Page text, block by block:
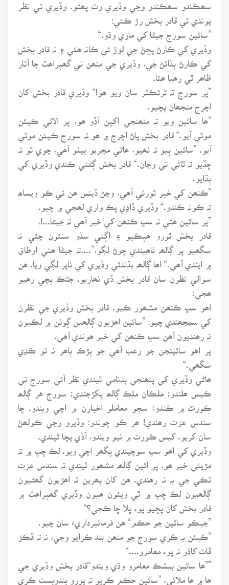
سھڪندو سھڪندو وڃي وڏيري وٽ پھتو. وڏيري تي نظر
پوندي ئي قادر بخش رڙ ڪئي:
”سائين سورج جيڻا کي ماري وڌو.“
وڏيري کي ڪارڻ پڇڻ جي لوڙ ئي ڪانہ ھئي ۽ نہ قادر بخش
کي ڪارڻ ٻڌائڻ جي، وڏيري جي منھن تي گھٻراھٽ جا آثار
ظاھر ٿي رھيا ھئا.
”پر سورج تہ ٽرئڪٽر سان ويو ھو!“ وڏيري قادر بخش کان
اچرج منجھان پڇيو.
”ھا سائين ويو تہ منھنجي اکين آڏو ھو، پر الائي ڪيئن
موٽي آيو.“ قادر بخش پاڻ اچرج ۾ ھو تہ سورج ڪيئن موٽي
آيو. ”سائين ٻيو تہ ٺھيو، ھاڻي مڇريو بيٺو آھي، چوي ٿو تہ
ڇڏيو تہ ٿاڻي تي وڃان.“ قادر بخش ڳڻتي ڪندي وڏيري کي
ٻڌايو.
”ڪنھن کي خبر ٿورئي آھي، وڃڻ ڏينس ھن تي ڪو ويساھ
تہ ڪونہ ڪندو.“ وڏيري ڏاڍي پڪ واري لھجي ۾ چيو.
”پر سائين ھتي تہ سڀ ڪنھن کي خبر آھي تہ جيڻا...!،
قادر بخش ٿورو ھٻڪيو ۽ اڳتي سڌو سنئون چئي نہ
سگھيو پر ڳالھہ ٺاھيندي چوڻ لڳو،”....تہ جيڻا ھتي اوطاق
۾ ايندي آھي.“ اھا ڳالھہ ٻڌندئي وڏيري کي ٺاپر لڳي ويا. ھن
سوالي نظرن سان قادر بخش ڏي نھاريو. ڄڻڪ پڇي رھيو
اھو سڀ ڪنھن مشھور ڪيو. قادر بخش وڏيري جي نظرن
کي سمجھندي چيو, ”سائين اھڙيون ڳالھين ڳوٺن ۾ لڪيون
نہ رھنديون آھن سڀ ڪنھن کي خبر ھوندي آھي.
پر اهو سائينجن جو رعب آھي جو ٻڙڪ ٻاھر نہ ٿو ڪڍي
سگھي.“
ھاڻي وڏيري کي پنھنجي بدنامي ٿيندي نظر آئي سورج تي
ڪيس ھلندو؛ ملڪان ملڪ ڳالھ پکڙجندي؛ سورج هر ڳالھ
ڪورٽ ۾ ڪندو؛ سڄو معاملو اخبارن ۾ اچي ويندو. ڇا
سندس عزت رھندي! ھر ڪو چوندو: وڏيرو وڃي ڪولھڻ
سان کريو. کيس ڪورٽ ۾ نيو ويندو، آڏي پڇا ٿيندي.
وڏيري کي اھو سڀ سوچيندي پگھر اچي ويو. لڪ ڇپ ۾ تہ
مڙيئي خير ھو، پر ائين ڳالھہ مشھور ٿيندي تہ سندس عزت
ٽڪي جي بہ نہ رھندي. ھن کان پھرين تہ اھڙيون گھڻيون
ڳالھيون لڪ ڇپ ۾ ٿي ويئون ھيون وڏيري گھٻراھٽ ۾
قادر بخش کان پڇيو پوء ڀلا ڇا ڪجي؟“
”جيڪو سائين جو حڪم“ ھن فرمانبرداريءَ سان چيو.
”ڪيئن بہ ڪري سورج جو منھن بند ڪرايو وڃي، نہ تہ ڦڪڙ
ڦاٽ کاڌو نہ پوء معامرو....“
"”ھا سائين بيشڪ معامرو وڌي ويندو“قادر بخش وڏيري جي
ھا ۾ ھا ملائي، ”سائين حڪم ڪريو تہ پورو بندوبست ڪري